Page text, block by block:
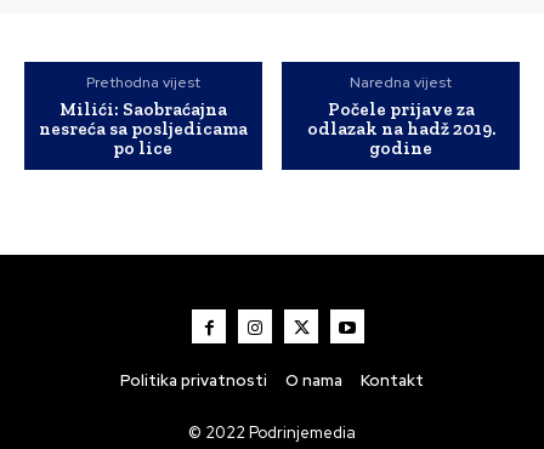
Prethodna vijest
Milići: Saobraćajna
nesreća sa posljedicama
po lice
Naredna vijest
Počele prijave za
odlazak na hadž 2019.
godine
Politika privatnosti O nama Kontakt
© 2022 Podrinjemedia